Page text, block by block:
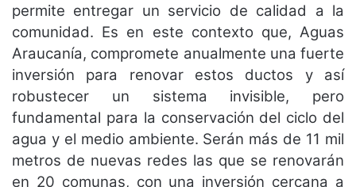
permite entregar un servicio de calidad a la
comunidad. Es en este contexto que, Aguas
Araucanía, compromete anualmente una fuerte
inversión para renovar estos ductos y así
robustecer un sistema invisible, pero
fundamental para la conservación del ciclo del
agua y el medio ambiente. Serán más de 11 mil
metros de nuevas redes las que se renovarán
en 20 comunas, con una inversión cercana a